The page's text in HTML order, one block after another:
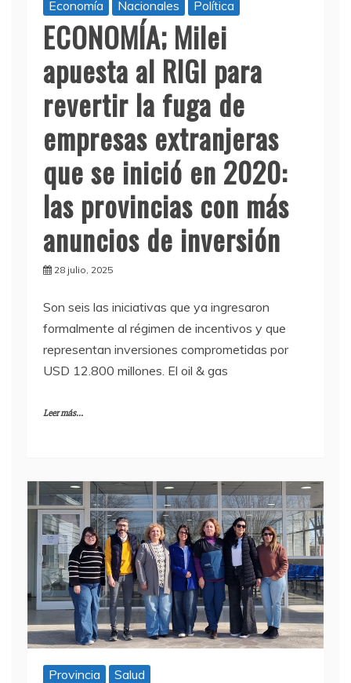
Economía Nacionales Política
ECONOMÍA; Milei
apuesta al RIGI para
revertir la fuga de
empresas extranjeras
que se inició en 2020:
las provincias con más
anuncios de inversión
28 julio, 2025
Son seis las iniciativas que ya ingresaron
formalmente al régimen de incentivos y que
representan inversiones comprometidas por
USD 12.800 millones. El oil & gas
Leer más...
Provincia Salud